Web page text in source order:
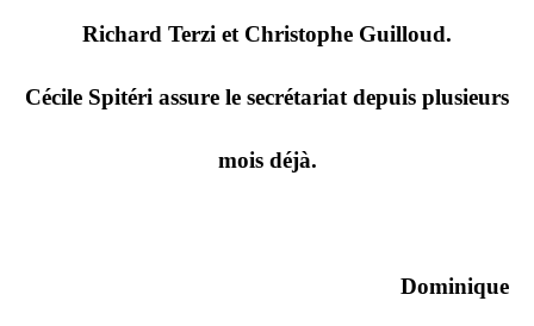
Richard Terzi et Christophe Guilloud.
Cécile Spitéri assure le secrétariat depuis plusieurs
mois déjà.
Dominique